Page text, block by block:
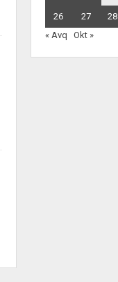
26 27 28
« Avq
Okt »